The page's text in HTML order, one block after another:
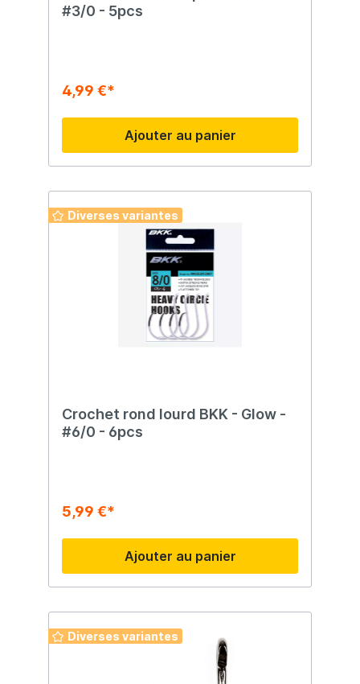
#3/0 - 5pcs
4,99 €*
Ajouter au panier
Diverses variantes
Crochet rond lourd BKK - Glow -
#6/0 - 6pcs
5,99 €*
Ajouter au panier
Diverses variantes